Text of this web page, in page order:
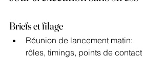
Briefs et filage
Réunion de lancement matin:
rôles, timings, points de contact